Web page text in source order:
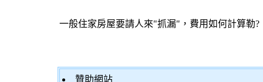
一般住家房屋要請人來"抓漏"，費用如何計算勒?
贊助網站